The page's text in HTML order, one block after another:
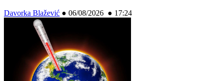
Davorka Blažević ● 06/08/2026 ● 17:24